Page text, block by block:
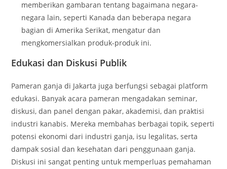
memberikan gambaran tentang bagaimana negara-
negara lain, seperti Kanada dan beberapa negara
bagian di Amerika Serikat, mengatur dan
mengkomersialkan produk-produk ini.
Edukasi dan Diskusi Publik
Pameran ganja di Jakarta juga berfungsi sebagai platform
edukasi. Banyak acara pameran mengadakan seminar,
diskusi, dan panel dengan pakar, akademisi, dan praktisi
industri kanabis. Mereka membahas berbagai topik, seperti
potensi ekonomi dari industri ganja, isu legalitas, serta
dampak sosial dan kesehatan dari penggunaan ganja.
Diskusi ini sangat penting untuk memperluas pemahaman